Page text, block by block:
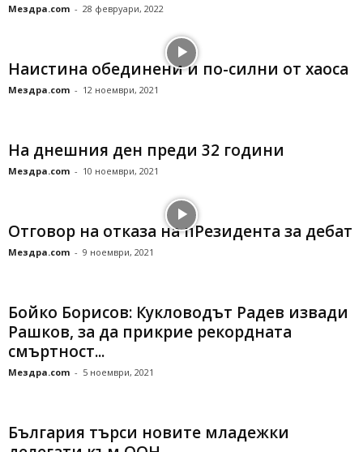
Мездра.com - 28 февруари, 2022
Наистина обединени и по-силни от хаоса
Мездра.com - 12 ноември, 2021
На днешния ден преди 32 години
Мездра.com - 10 ноември, 2021
Отговор на отказа на пРезидента за дебат
Мездра.com - 9 ноември, 2021
Бойко Борисов: Кукловодът Радев извади
Рашков, за да прикрие рекордната
смъртност...
Мездра.com - 5 ноември, 2021
България търси новите младежки